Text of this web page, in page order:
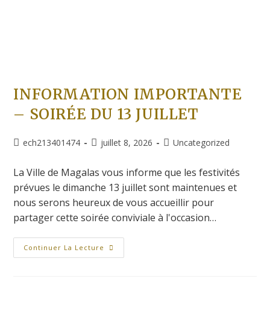
INFORMATION IMPORTANTE
– SOIRÉE DU 13 JUILLET
ech213401474 juillet 8, 2026 Uncategorized
La Ville de Magalas vous informe que les festivités
prévues le dimanche 13 juillet sont maintenues et
nous serons heureux de vous accueillir pour
partager cette soirée conviviale à l'occasion…
Continuer La Lecture